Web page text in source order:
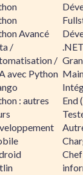
Avancé
/
/
avec Python
: autres
.NET
End